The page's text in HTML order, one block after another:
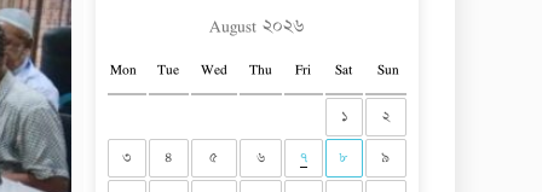
August ২০২৬
Mon Tue Wed Thu Fri Sat Sun
১
২
৩
৪ ৫ ৬ ৭ ৮
৯